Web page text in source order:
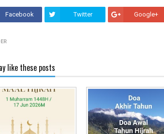
Facebook Twitter Google+
like these posts